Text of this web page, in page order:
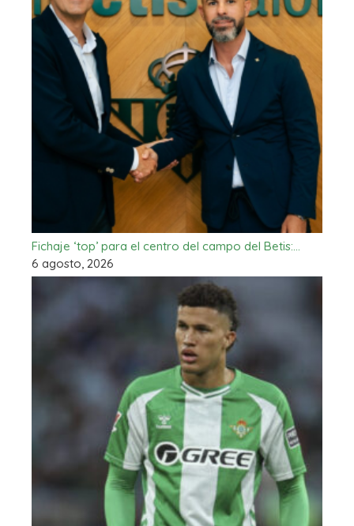
Fichaje ‘top’ para el centro del campo del Betis:…
6 agosto, 2026